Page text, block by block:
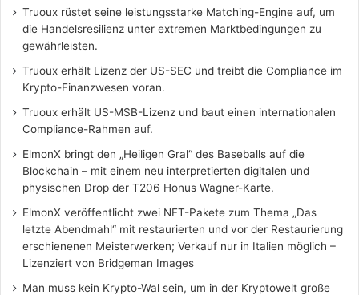
Truoux rüstet seine leistungsstarke Matching-Engine auf, um
die Handelsresilienz unter extremen Marktbedingungen zu
gewährleisten.
Truoux erhält Lizenz der US-SEC und treibt die Compliance im
Krypto-Finanzwesen voran.
Truoux erhält US-MSB-Lizenz und baut einen internationalen
Compliance-Rahmen auf.
ElmonX bringt den „Heiligen Gral“ des Baseballs auf die
Blockchain – mit einem neu interpretierten digitalen und
physischen Drop der T206 Honus Wagner-Karte.
ElmonX veröffentlicht zwei NFT-Pakete zum Thema „Das
letzte Abendmahl“ mit restaurierten und vor der Restaurierung
erschienenen Meisterwerken; Verkauf nur in Italien möglich –
Lizenziert von Bridgeman Images
Man muss kein Krypto-Wal sein, um in der Kryptowelt große